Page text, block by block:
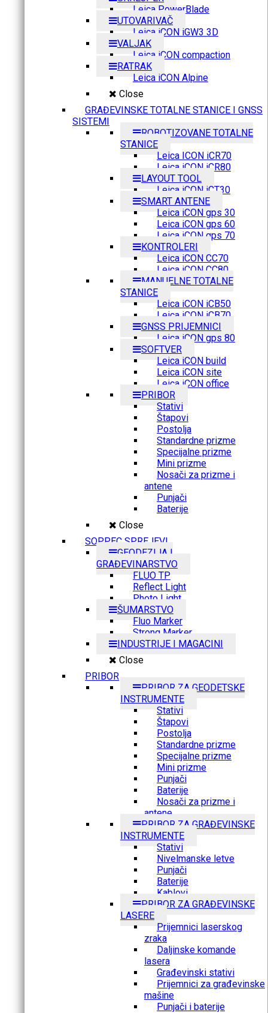
Leica PowerBlade
UTOVARIVAČ
Leica iCON iGW3 3D
VALJAK
Leica iCON compaction
RATRAK
Leica iCON Alpine
Close
GRAĐEVINSKE TOTALNE STANICE I GNSS
SISTEMI
ROBOTIZOVANE TOTALNE
STANICE
Leica ICON iCR70
Leica iCON iCR80
LAYOUT TOOL
Leica iCON iCT30
SMART ANTENE
Leica iCON gps 30
Leica iCON gps 60
Leica iCON gps 70
KONTROLERI
Leica iCON CC70
Leica iCON CC80
MANUELNE TOTALNE
STANICE
Leica iCON iCB50
Leica iCON iCB70
GNSS PRIJEMNICI
Leica iCON gps 80
SOFTVER
Leica iCON build
Leica iCON site
Leica iCON office
PRIBOR
Stativi
Štapovi
Postolja
Standardne prizme
Specijalne prizme
Mini prizme
Nosači za prizme i
antene
Punjači
Baterije
Close
SOPPEC SPREJEVI
GEODEZIJA I
GRAĐEVINARSTVO
FLUO TP
Reflect Light
Photo Light
ŠUMARSTVO
Fluo Marker
Strong Marker
INDUSTRIJE I MAGACINI
Close
PRIBOR
PRIBOR ZA GEODETSKE
INSTRUMENTE
Stativi
Štapovi
Postolja
Standardne prizme
Specijalne prizme
Mini prizme
Punjači
Baterije
Nosači za prizme i
antene
PRIBOR ZA GRAĐEVINSKE
INSTRUMENTE
Stativi
Nivelmanske letve
Punjači
Baterije
Kablovi
PRIBOR ZA GRAĐEVINSKE
LASERE
Prijemnici laserskog
zraka
Daljinske komande
lasera
Građevinski stativi
Prijemnici za građevinske
mašine
Punjači i baterije